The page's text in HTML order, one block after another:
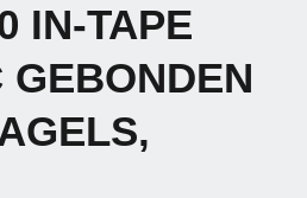
IN-TAPE
GEBONDEN